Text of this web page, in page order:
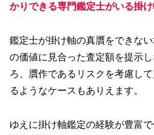
かりできる専門鑑定士がいる掛け
鑑定士が掛け軸の真贋をできな
の価値に見合った査定額を提示
ろ、贋作であるリスクを考慮し
るようなケースもありえます。
ゆえに掛け軸鑑定の経験が豊富